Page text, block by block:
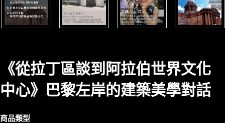
《從拉丁區談到阿拉伯世界文化
中心》巴黎左岸的建築美學對話
商品類型